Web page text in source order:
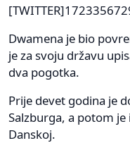
Dwamena je bio
je za svoju državu
dva pogotka.
Prije devet godina je
Salzburga, a potom je
Danskoj.